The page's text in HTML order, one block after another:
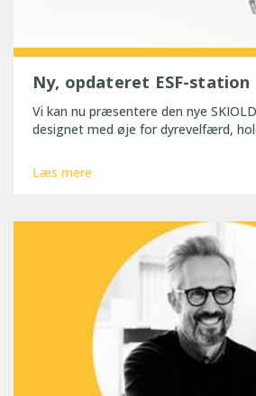
Ny, opdateret ESF-station
Vi kan nu præsentere den nye
designet med øje for dyrevelfærd,
Læs mere